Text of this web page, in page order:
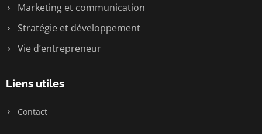
Marketing et communication
Stratégie et développement
Vie d’entrepreneur
Liens utiles
Contact